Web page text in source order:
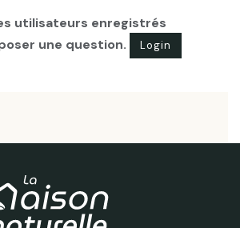
utilisateurs enregistrés
une question.
Login